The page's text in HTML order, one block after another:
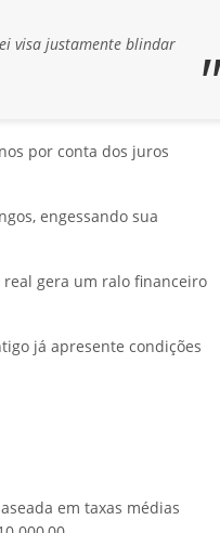
visa justamente blindar
por conta dos juros
engessando sua
real gera um ralo financeiro
já apresente condições
em taxas médias